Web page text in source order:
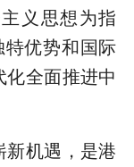
义思想为指
特优势和国际
全面推进中
机遇，是港